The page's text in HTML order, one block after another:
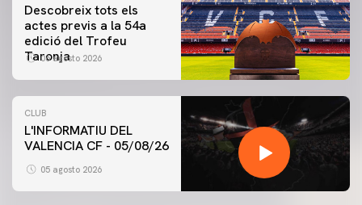
Descobreix tots els
actes previs a la 54a
edició del Trofeu
Taronja
06 agosto 2026
CLUB
L'INFORMATIU DEL
VALENCIA CF - 05/08/26
05 agosto 2026